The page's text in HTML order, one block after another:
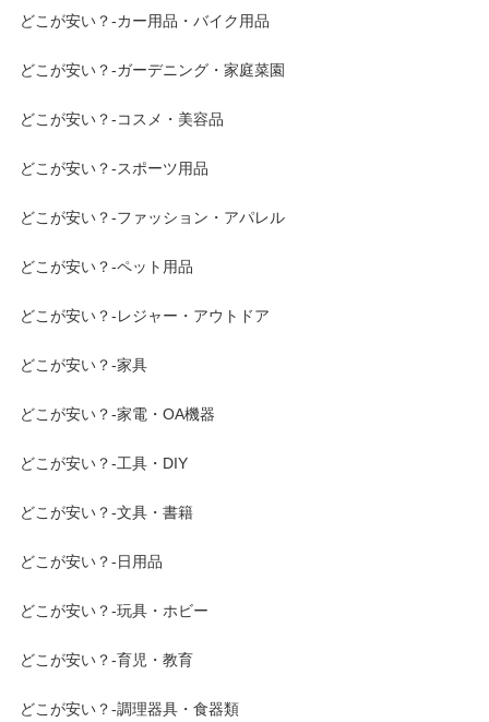
どこが安い？-カー用品・バイク用品
どこが安い？-ガーデニング・家庭菜園
どこが安い？-コスメ・美容品
どこが安い？-スポーツ用品
どこが安い？-ファッション・アパレル
どこが安い？-ペット用品
どこが安い？-レジャー・アウトドア
どこが安い？-家具
どこが安い？-家電・OA機器
どこが安い？-工具・DIY
どこが安い？-文具・書籍
どこが安い？-日用品
どこが安い？-玩具・ホビー
どこが安い？-育児・教育
どこが安い？-調理器具・食器類